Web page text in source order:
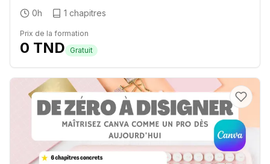
0h 1 chapitres
Prix de la formation
0 TND Gratuit